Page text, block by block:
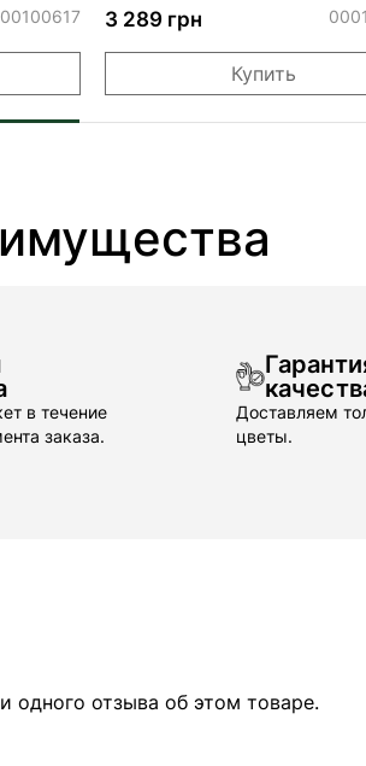
3 289 грн
Купить
в течение
заказа.
Доставляем
цветы.
одного отзыва об этом товаре.